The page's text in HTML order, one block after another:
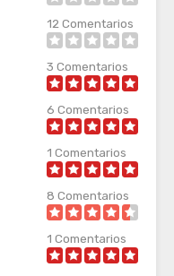
12 Comentarios
3 Comentarios
6 Comentarios
1 Comentarios
8 Comentarios
1 Comentarios